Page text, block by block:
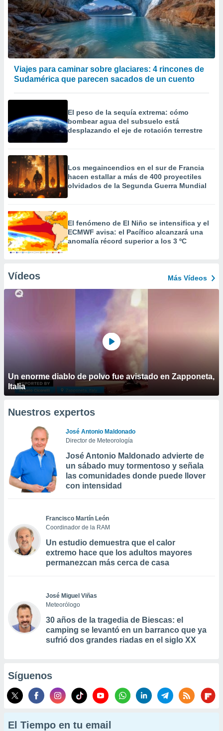
Viajes para caminar sobre glaciares: 4 rincones de
Sudamérica que parecen sacados de un cuento
El peso de la sequía extrema: cómo
bombear agua del subsuelo está
desplazando el eje de rotación terrestre
Los megaincendios en el sur de Francia
hacen estallar a más de 400 proyectiles
olvidados de la Segunda Guerra Mundial
El fenómeno de El Niño se intensifica y el
ECMWF avisa: el Pacífico alcanzará una
anomalía récord superior a los 3 ºC
Vídeos Más Vídeos
Un enorme diablo de polvo fue avistado en Zapponeta,
Italia
Nuestros expertos
José Antonio Maldonado
Director de Meteorología
José Antonio Maldonado advierte de
un sábado muy tormentoso y señala
las comunidades donde puede llover
con intensidad
Francisco Martín León
Coordinador de la RAM
Un estudio demuestra que el calor
extremo hace que los adultos mayores
permanezcan más cerca de casa
José Miguel Viñas
Meteorólogo
30 años de la tragedia de Biescas: el
camping se levantó en un barranco que ya
sufrió dos grandes riadas en el siglo XX
Síguenos
El Tiempo en tu email